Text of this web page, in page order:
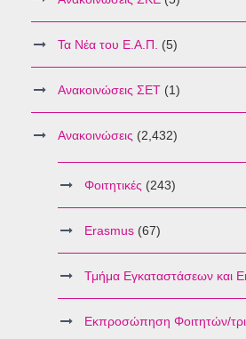
Τα Νέα του Ε.Α.Π. (5)
Ανακοινώσεις ΣΕΤ (1)
Ανακοινώσεις (2,432)
Φοιτητικές (243)
Erasmus (67)
Τμήμα Εγκαταστάσεων και
Εκπροσώπηση Φοιτητών/